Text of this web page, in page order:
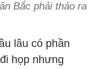
Bắc phải tháo ra
lâu có phần
họp nhưng